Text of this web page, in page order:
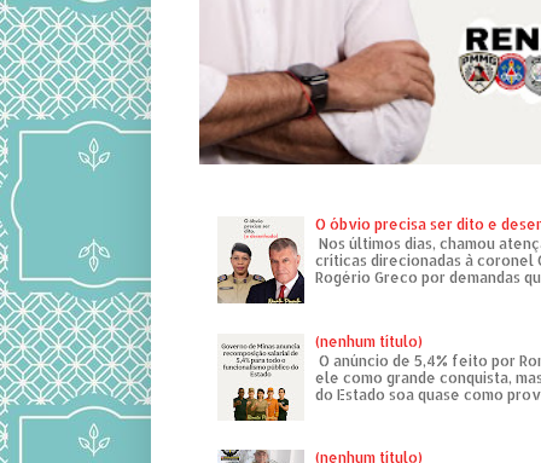
O óbvio precisa ser dito e
Nos últimos dias, chamou
críticas direcionadas à coronel
Rogério Greco por demandas
(nenhum título)
O anúncio de 5,4% feito por
ele como grande conquista,
do Estado soa quase como
(nenhum título)